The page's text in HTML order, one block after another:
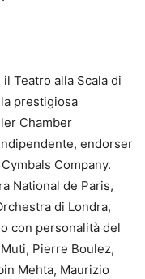
Teatro alla Scala di
prestigiosa
Chamber
endorser
Company.
National de Paris,
di Londra,
con personalità del
Pierre Boulez,
Mehta, Maurizio